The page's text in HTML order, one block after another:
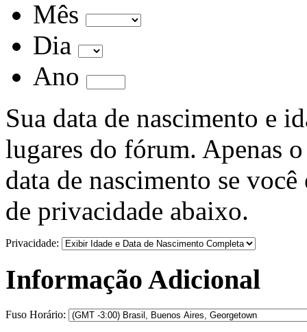
Mês
Dia
Ano
Sua data de nascimento e
lugares do fórum. Apenas
data de nascimento se
de privacidade abaixo.
Privacidade:
Informação Adicional
Fuso Horário: